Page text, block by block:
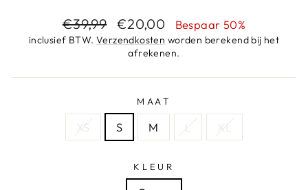
Adviesprijs
€39,99 Aanbiedingsprijs
€20,00 Bespaar 50%
inclusief BTW. Verzendkosten worden berekend bij het
afrekenen.
MAAT
XS S M L XL
KLEUR